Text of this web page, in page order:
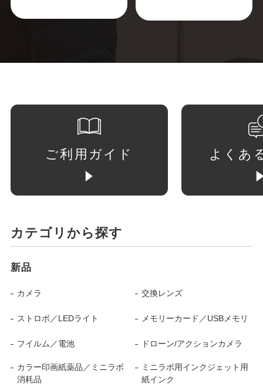
ご利用ガイド よくあ
カテゴリから探す
新品
カメラ 交換レンズ
ストロボ／LEDライト メモリーカード／USBメモリ
フイルム／電池 ドローン/アクションカメラ
カラー印画紙薬品／ミニラボ
消耗品
ミニラボ用インクジェット用
紙インク